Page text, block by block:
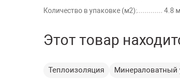
Количество в упаковке (м2):
4.8
Этот товар
Теплоизоляция Минераловатный